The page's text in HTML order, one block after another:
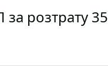
за розтрату 35